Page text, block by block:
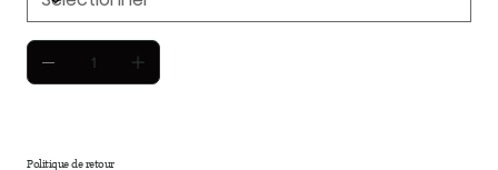
Politique de retour